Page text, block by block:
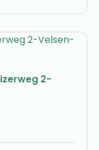
2-